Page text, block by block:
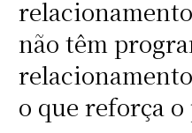
não têm
o que reforça